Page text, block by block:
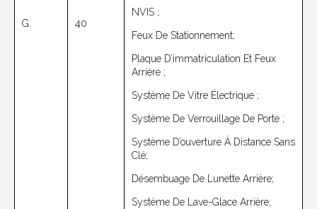
G. 40
NVIS ;
Feux De Stationnement;
Plaque D’immatriculation Et Feux
Arrière ;
Système De Vitre Électrique ;
Système De Verrouillage De Porte ;
Système D’ouverture À Distance Sans
Clé;
Désembuage De Lunette Arrière;
Système De Lave-Glace Arrière;